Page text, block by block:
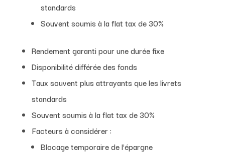
standards
Souvent soumis à la flat tax de 30%
Rendement garanti pour une durée fixe
Disponibilité différée des fonds
Taux souvent plus attrayants que les livrets
standards
Souvent soumis à la flat tax de 30%
Facteurs à considérer :
Blocage temporaire de l’épargne